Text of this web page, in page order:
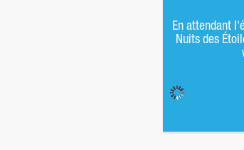
En attendant
Nuits des